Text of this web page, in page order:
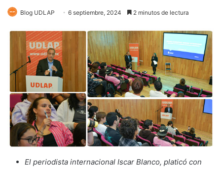
Blog UDLAP 6 septiembre, 2024 2 minutos de lectura
El periodista internacional Iscar Blanco, platicó con